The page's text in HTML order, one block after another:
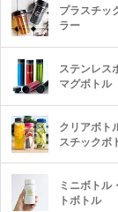
プラスチッ
ラー
ステンレス
マグボトル
クリアボト
スチックボ
ミニボトル
トボトル